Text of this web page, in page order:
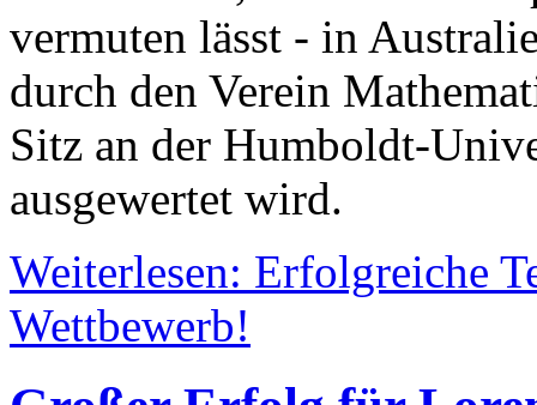
vermuten lässt - in
durch den Verein
Sitz an der Humboldt-
ausgewertet wird.
Weiterlesen: Erfolgreiche
Wettbewerb!